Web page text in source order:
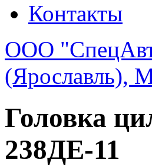
Контакты
ООО
Головка
238ДЕ-11